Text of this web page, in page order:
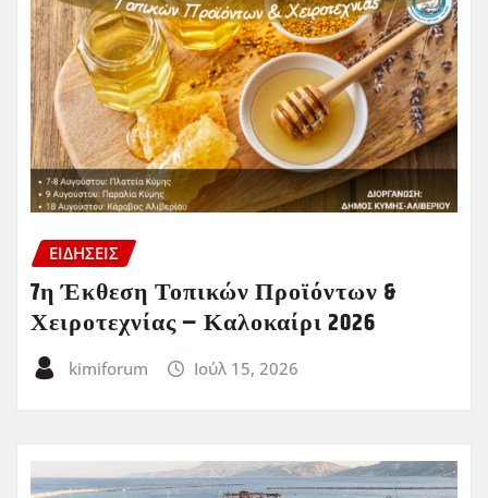
ΕΙΔΗΣΕΙΣ
7η Έκθεση Τοπικών Προϊόντων &
Χειροτεχνίας – Καλοκαίρι 2026
kimiforum Ιούλ 15, 2026